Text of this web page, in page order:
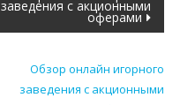
заведения с акционными
оферами
Обзор онлайн игорного
заведения с акционными